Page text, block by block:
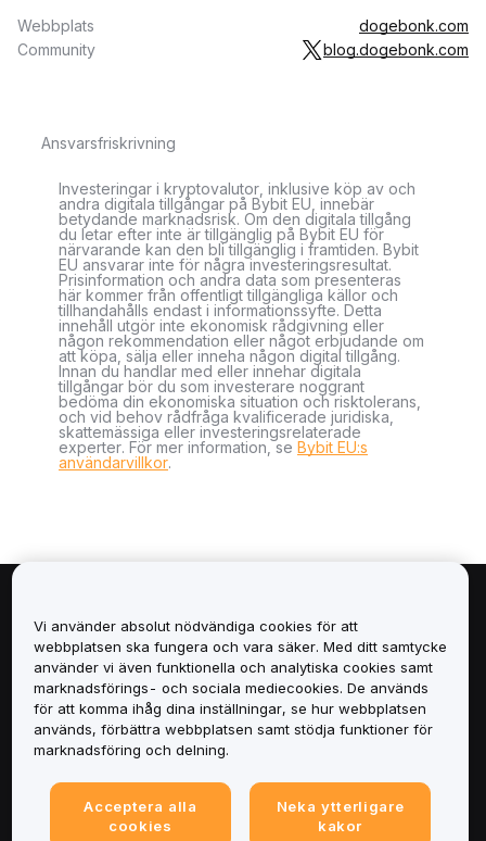
Webbplats
dogebonk.com
Community
blog.dogebonk.com
Ansvarsfriskrivning
Investeringar i kryptovalutor, inklusive köp av och
andra digitala tillgångar på Bybit EU, innebär
betydande marknadsrisk. Om den digitala tillgång
du letar efter inte är tillgänglig på Bybit EU för
närvarande kan den bli tillgänglig i framtiden. Bybit
EU ansvarar inte för några investeringsresultat.
Prisinformation och andra data som presenteras
här kommer från offentligt tillgängliga källor och
tillhandahålls endast i informationssyfte. Detta
innehåll utgör inte ekonomisk rådgivning eller
någon rekommendation eller något erbjudande om
att köpa, sälja eller inneha någon digital tillgång.
Innan du handlar med eller innehar digitala
tillgångar bör du som investerare noggrant
bedöma din ekonomiska situation och risktolerans,
och vid behov rådfråga kvalificerade juridiska,
skattemässiga eller investeringsrelaterade
experter. För mer information, se Bybit EU:s
användarvillkor.
Tjänster
Support
Juridiskt
Vi använder absolut nödvändiga cookies för att
webbplatsen ska fungera och vara säker. Med ditt samtycke
använder vi även funktionella och analytiska cookies samt
marknadsförings- och sociala mediecookies. De används
för att komma ihåg dina inställningar, se hur webbplatsen
används, förbättra webbplatsen samt stödja funktioner för
marknadsföring och delning.
Acceptera alla
cookies
Neka ytterligare
kakor